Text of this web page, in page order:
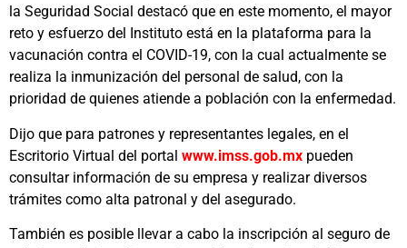
la Seguridad Social destacó que en este momento, el mayor
reto y esfuerzo del Instituto está en la plataforma para la
vacunación contra el COVID-19, con la cual actualmente se
realiza la inmunización del personal de salud, con la
prioridad de quienes atiende a población con la enfermedad.
Dijo que para patrones y representantes legales, en el
Escritorio Virtual del portal www.imss.gob.mx pueden
consultar información de su empresa y realizar diversos
trámites como alta patronal y del asegurado.
También es posible llevar a cabo la inscripción al seguro de